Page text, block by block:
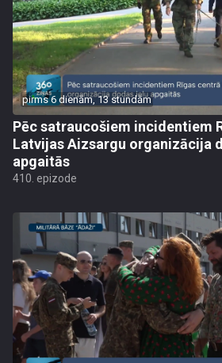
pirms 6 dienām, 13 stundām
Pēc satraucošiem incidentiem
Latvijas Aizsargu organizācija
apgaitās
410. epizode